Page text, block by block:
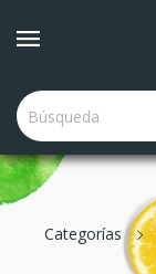
Categorías